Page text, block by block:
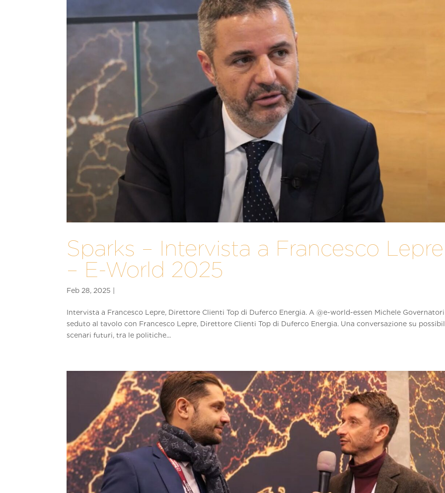
Sparks – Intervista a Francesco Lepre
– E-World 2025
Intervista a Francesco Lepre, Direttore Clienti Top di Duferco Energia. A ‪@e-world-essen‬ Michele
seduto al tavolo con Francesco Lepre, Direttore Clienti Top di Duferco Energia. Una conversazione su
scenari futuri, tra le politiche...